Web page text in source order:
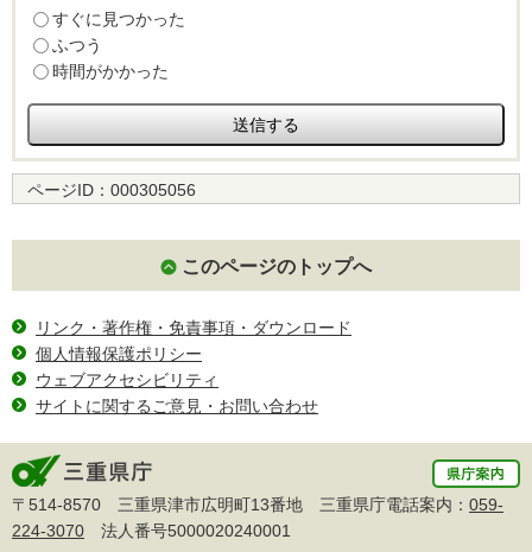
すぐに見つかった
ふつう
時間がかかった
ページID： 000305056
このページのトップへ
リンク・著作権・免責事項・ダウンロード
個人情報保護ポリシー
ウェブアクセシビリティ
サイトに関するご意見・お問い合わせ
〒514-8570 三重県津市広明町13番地 三重県庁電話案内： 059-
224-3070 法人番号5000020240001